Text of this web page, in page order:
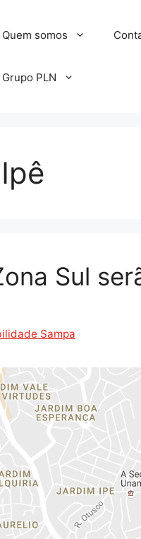
Quem somos
Grupo PLN
Sul
Sampa